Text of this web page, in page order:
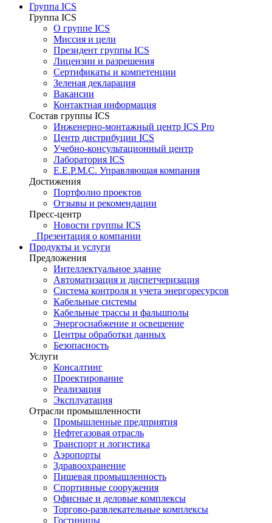
Группа ICS
Группа ICS
О группе ICS
Миссия и цели
Президент группы ICS
Лицензии и разрешения
Сертификаты и компетенции
Зеленая декларация
Вакансии
Контактная информация
Состав группы ICS
Инженерно-монтажный центр ICS Pro
Центр дистрибуции ICS
Учебно-консультационный центр
Лаборатория ICS
E.E.P.M.C. Управляющая компания
Достижения
Портфолио проектов
Отзывы и рекомендации
Пресс-центр
Новости группы ICS
Презентация о компании
Продукты и услуги
Предложения
Интеллектуальное здание
Автоматизация и диспетчеризация
Система контроля и учета энергоресурсов
Кабельные системы
Кабельные трассы и фальшполы
Энергоснабжение и освещение
Центры обработки данных
Безопасность
Услуги
Консалтинг
Проектирование
Реализация
Эксплуатация
Отрасли промышленности
Промышленные предприятия
Нефтегазовая отрасль
Транспорт и логистика
Аэропорты
Здравоохранение
Пищевая промышленность
Спортивные сооружения
Офисные и деловые комплексы
Торгово-развлекательные комплексы
Гостиницы